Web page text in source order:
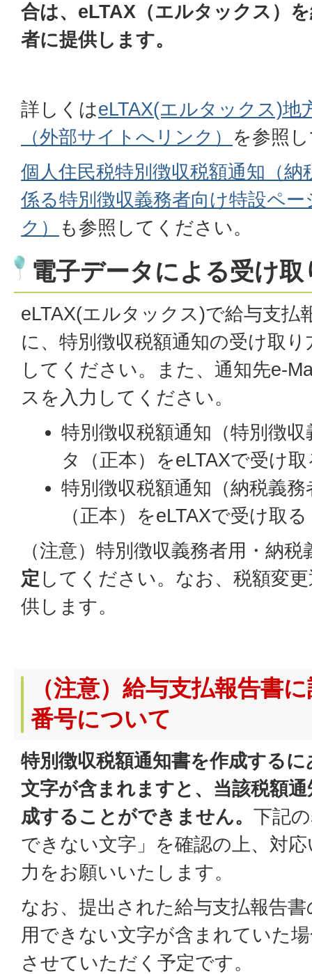
合は、eLTAX（エルタックス）
者に提供します。
詳しくはeLTAX(エルタックス)地
（外部サイトへリンク） を参照
個人住民税特別徴収税額通知（納
係る特別徴収義務者向け特設ペ
ク）
も参照してください。
電子データによる受け
eLTAX(エルタックス)で給与支払
に、特別徴収税額通知の受け取
してください。また、通知先e-
スを入力してください。
特別徴収税額通知（特別徴
タ（正本）をeLTAXで受け
特別徴収税額通知（納税義
（正本）をeLTAXで受け取る
（注意）特別徴収義務者用・納
定 してください。なお、税額変
供します。
（注意）給与支払報告書
番号について
特別徴収税額通知書を作成する
文字が含まれますと、当該税額
成することができません。 下記
できない文字」を確認の上、対
力をお願いいたします。
なお、提出された給与支払報告
用できない文字が含まれていた
させていただく予定です。